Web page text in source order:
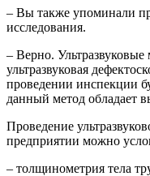
– Вы также упоминали
исследования.
– Верно. Ультразвуковые
ультразвуковая
проведении инспекции
данный метод обладает
Проведение
предприятии можно
– толщинометрия тела